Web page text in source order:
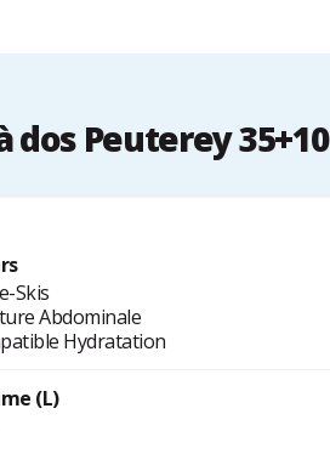
dos Peuterey 35+10
Skis
Abdominale
Hydratation
(L)